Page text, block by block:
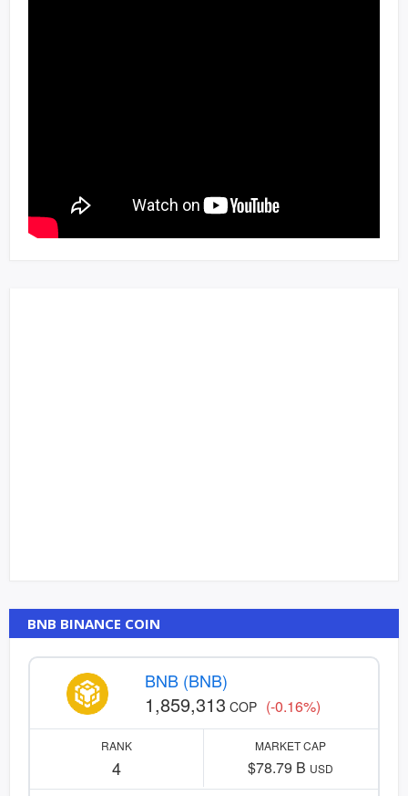
BNB BINANCE COIN
BNB (BNB)
1,859,313 COP (-0.16%)
RANK
4
MARKET CAP
$78.79 B USD